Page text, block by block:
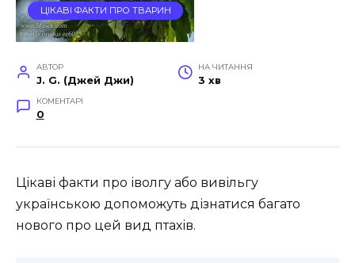
ЦІКАВІ ФАКТИ ПРО ТВАРИН
АВТОР
J. G. (Джей Джи)
НА ЧИТАННЯ
3 хв
КОМЕНТАРІ
0
Цікаві факти про іволгу або вивільгу
українською допоможуть дізнатися багато
нового про цей вид птахів.